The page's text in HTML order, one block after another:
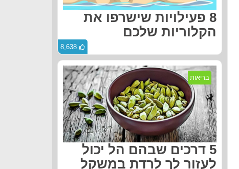
8 פעילויות שישרפו את
הקלוריות שלכם
8,638
בריאות
5 דרכים שבהם הל יכול
לעזור לך לרדת במשקל